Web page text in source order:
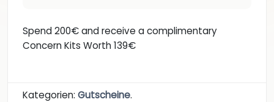
Spend 200€ and receive a complimentary
Concern Kits Worth 139€
Kategorien: Gutscheine.